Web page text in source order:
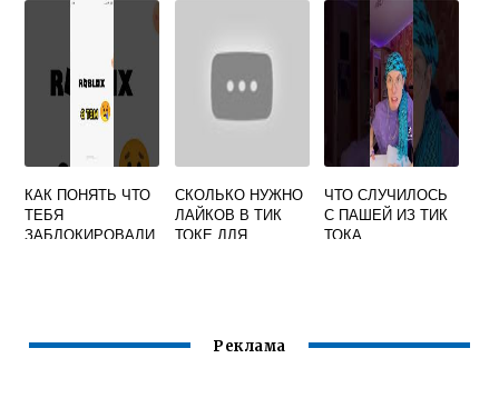
КАК ПОНЯТЬ ЧТО
ТЕБЯ
ЗАБЛОКИРОВАЛИ
СКОЛЬКО НУЖНО
ЛАЙКОВ В ТИК
ТОКЕ ДЛЯ
ЧТО СЛУЧИЛОСЬ
С ПАШЕЙ ИЗ ТИК
ТОКА
Реклама